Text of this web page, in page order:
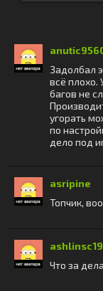
Задолбал
всё плохо.
багов не
угорать
по
дело под
asripine
Топчик,
Что за